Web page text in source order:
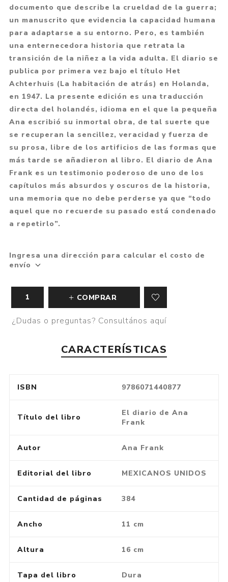
documento que describe la crueldad de la guerra;
un manuscrito que evidencia la capacidad humana
para adaptarse a su entorno. Pero, es también
una enternecedora historia que retrata la
transición de la niñez a la vida adulta. El diario se
publica por primera vez bajo el título Het
Achterhuis (La habitación de atrás) en Holanda,
en 1947. La presente edición es una traducción
directa del holandés, idioma en el que la pequeña
Ana escribió su inmortal obra, de tal suerte que
se recuperan la sencillez, veracidad y fuerza de
su prosa, libre de los artificios de las formas que
más tarde se añadieron al libro. El diario de Ana
Frank es un testimonio poderoso de uno de los
capítulos más absurdos y oscuros de la historia,
una memoria que no debe perderse ya que “todo
aquel que no recuerde su pasado está condenado
a repetirlo”.
Ingresa una dirección para calcular el costo de
envío
COMPRAR
¿Dudas o preguntas? Consultános aquí
CARACTERÍSTICAS
ISBN 9786071440877
Título del libro
El diario de Ana
Frank
Autor Ana Frank
Editorial del libro MEXICANOS UNIDOS
Cantidad de páginas 384
Ancho 11 cm
Altura 16 cm
Tapa del libro Dura